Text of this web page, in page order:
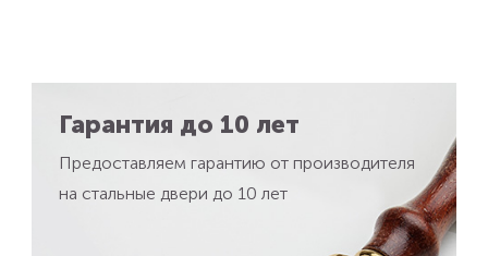
Гарантия до 10 лет
Предоставляем гарантию от производителя
на стальные двери до 10 лет